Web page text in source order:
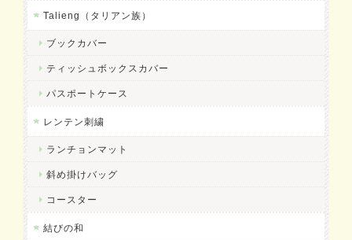
Talieng（タリアン族）
ブックカバー
ティッシュボックスカバー
パスポートケース
レンテン刺繍
ランチョンマット
斜め掛けバッグ
コースター
結びの和